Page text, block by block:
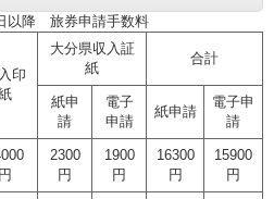
以降 旅券申請手数料
印
大分県収入証
紙
合計
紙申
請
電子
申請
紙申請
電子申
請
円
2300
円
1900
円
16300
円
15900
円